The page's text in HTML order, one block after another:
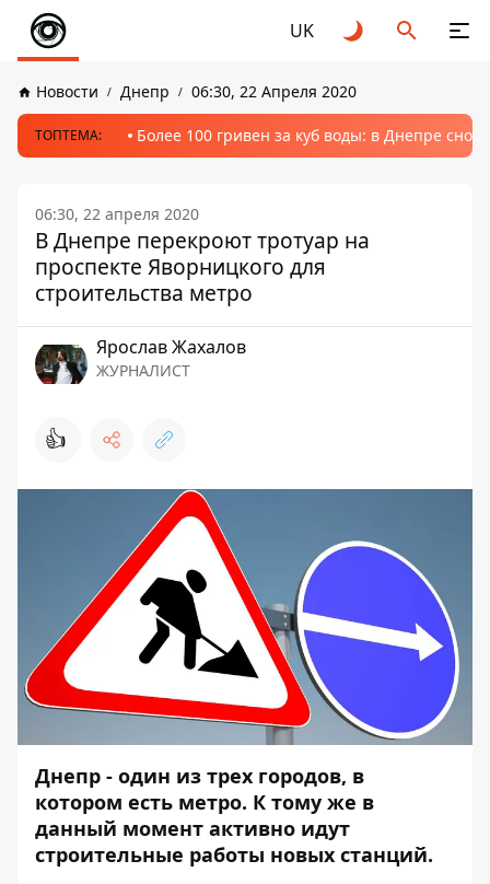
UK
Новости Днепр 06:30, 22 Апреля 2020
ТОПТЕМА: Более 100 гривен за куб воды: в Днепре
06:30, 22 апреля 2020
В Днепре перекроют тротуар на
проспекте Яворницкого для
строительства метро
Ярослав Жахалов
ЖУРНАЛИСТ
👍
Днепр - один из трех городов, в
котором есть метро. К тому же в
данный момент активно идут
строительные работы новых станций.